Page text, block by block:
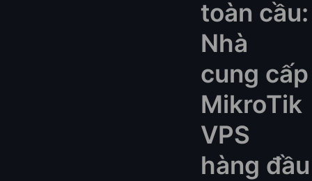
toàn cầu:
Nhà
cung cấp
MikroTik
VPS
hàng đầu